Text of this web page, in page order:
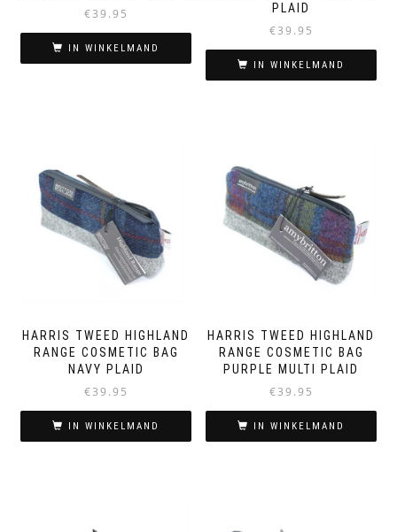
€39.95
IN WINKELMAND
PLAID
€39.95
IN WINKELMAND
HARRIS TWEED HIGHLAND
RANGE COSMETIC BAG
NAVY PLAID
€39.95
IN WINKELMAND
HARRIS TWEED HIGHLAND
RANGE COSMETIC BAG
PURPLE MULTI PLAID
€39.95
IN WINKELMAND